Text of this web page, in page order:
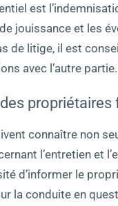
est
jouissance et les
de litige, il est
avec l’autre partie.
propriétaires
connaître non
l’entretien et
d’informer le
la conduite en